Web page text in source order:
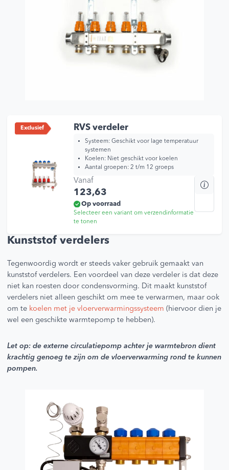
Exclusief RVS verdeler
Systeem: Geschikt voor lage temperatuur
systemen
Koelen: Niet geschikt voor koelen
Aantal groepen: 2 t/m 12 groeps
Vanaf
123,63
Op voorraad
Selecteer een variant om verzendinformatie
te tonen
op
de
Kunststof verdelers
Tegenwoordig wordt er steeds vaker gebruik gemaakt van
kunststof verdelers. Een voordeel van deze verdeler is dat deze
niet kan roesten door condensvorming. Dit maakt kunststof
verdelers niet alleen geschikt om mee te verwarmen, maar ook
om te koelen met je vloerverwarmingssysteem (hiervoor dien je
wel een geschikte warmtepomp te hebben).
Let op: de externe circulatiepomp achter je warmtebron dient
krachtig genoeg te zijn om de vloerverwarming rond te kunnen
pompen.